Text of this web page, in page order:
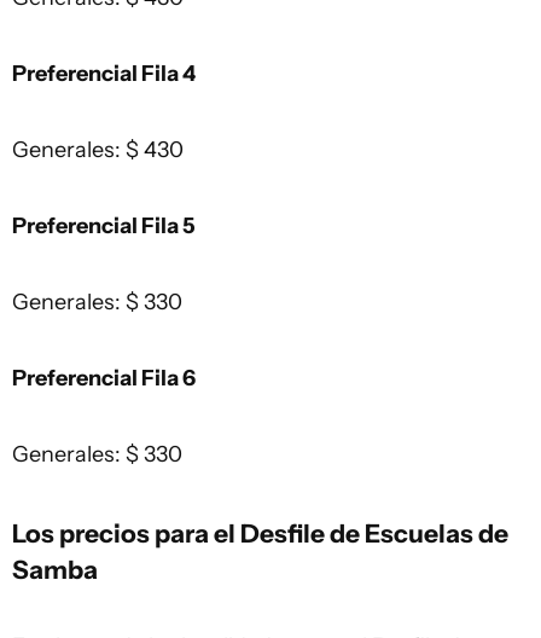
Preferencial Fila 4
Generales: $ 430
Preferencial Fila 5
Generales: $ 330
Preferencial Fila 6
Generales: $ 330
Los precios para el Desfile de Escuelas de
Samba